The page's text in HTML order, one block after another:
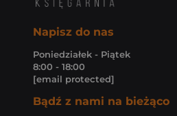
Napisz do nas
Poniedziałek - Piątek
8:00 - 18:00
[email protected]
Bądź z nami na bieżąco